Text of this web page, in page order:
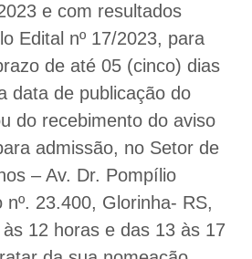
e com resultados
Edital nº 17/2023, para
de até 05 (cinco) dias
data de publicação do
do recebimento do aviso
admissão, no Setor de
– Av. Dr. Pompílio
nº. 23.400, Glorinha- RS,
12 horas e das 13 às 17